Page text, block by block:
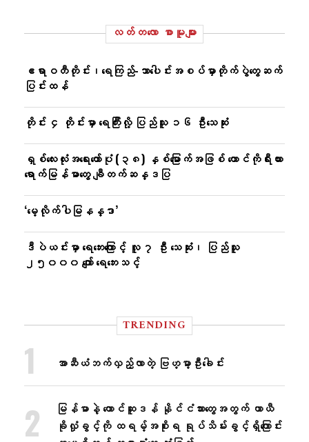
လတ်တ‌လော စာမူများ
ဧရာဝတီတိုင်း၊ရေကြည်-သာ​ပေါင်းအစပ်မှာတိုက်ပွဲတွေဆက်
ပြင်းထန်
တိုင်း ၄ တိုင်းမှာ ရေကြီးလို့ ပြည်သူ ၁၆ ဦးသေဆုံး
ရှစ်လေးလုံးအရေးတော်ပုံ (၃၈) နှစ်မြောက်အဖြစ် တောင်ကိုရီးယား
ရောက်မြန်မာတွေ ချီတက်ဆန္ဒပြ
‘မေ့လိုက်ပါမြနန္ဒာ’
ဒီပဲယင်းမှာ ရေဘေးကြောင့် လူ ၇ ဦး သေဆုံး၊ ပြည်သူ
၂၅၀၀၀ ကျော် ရေဘေးသင့်
TRENDING
အာဆီယံဘက်လှည့်လာတဲ့ ဗြဟ္မာ့ဦးခေါင်း
မြန်မာနဲ့ တောင်ဆူဒန် နိုင်ငံသားတွေအတွက် ယာယီ
ခိုလှုံခွင့်ကို ထရမ့်အစိုးရ ရုပ်သိမ်းခွင့်ရှိကြောင်း